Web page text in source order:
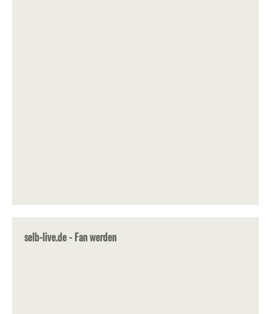
selb-live.de - Fan werden